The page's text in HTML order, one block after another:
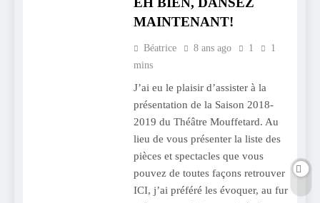
MAINTENANT!
Béatrice 8 ans ago 1
1
mins
J’ai eu le plaisir d’assister à la
présentation de la Saison 2018-
2019 du Théâtre Mouffetard. Au
lieu de vous présenter la liste des
pièces et spectacles que vous
pouvez de toutes façons retrouver
ICI, j’ai préféré les évoquer, au fur